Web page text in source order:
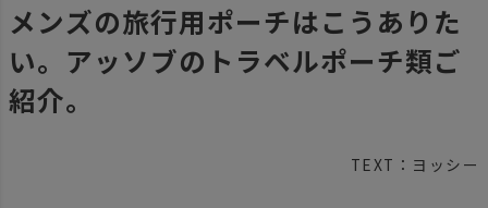
メンズの旅行用ポーチはこうありた
い。アッソブのトラベルポーチ類ご
紹介。
TEXT：ヨッシー